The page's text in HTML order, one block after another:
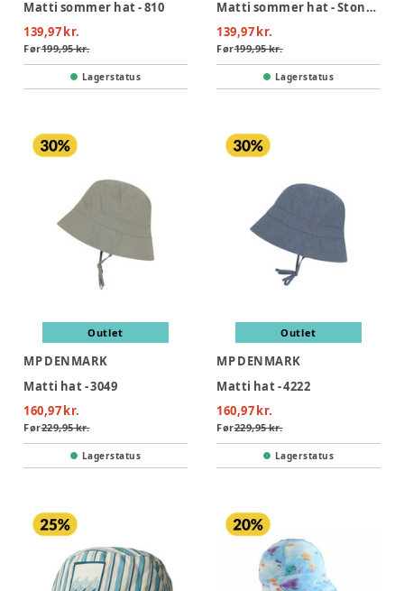
Matti sommer hat - 810
139,97 kr.
Før199,95 kr.
Lagerstatus
Matti sommer hat - Stone Blue
139,97 kr.
Før199,95 kr.
Lagerstatus
Outlet
MP DENMARK
Matti hat - 3049
160,97 kr.
Før229,95 kr.
Lagerstatus
Outlet
MP DENMARK
Matti hat - 4222
160,97 kr.
Før229,95 kr.
Lagerstatus